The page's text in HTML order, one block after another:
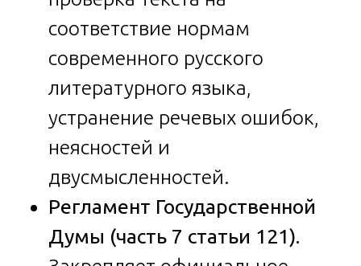
соответствие нормам
современного русского
литературного языка,
устранение речевых ошибок,
неясностей и
двусмысленностей.
Регламент Государственной
Думы (часть 7 статьи 121).